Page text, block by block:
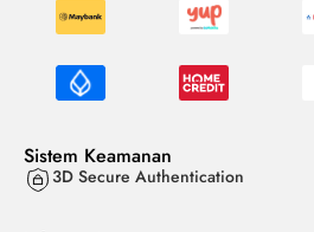
Sistem Keamanan
3D Secure Authentication